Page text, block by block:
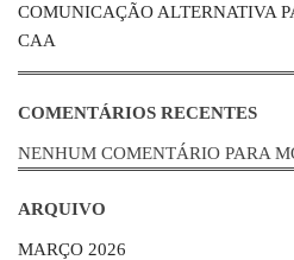
COMUNICAÇÃO ALTERNATIVA
CAA
COMENTÁRIOS RECENTES
NENHUM COMENTÁRIO PARA
ARQUIVO
MARÇO 2026